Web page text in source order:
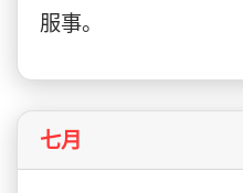
服事。
七月